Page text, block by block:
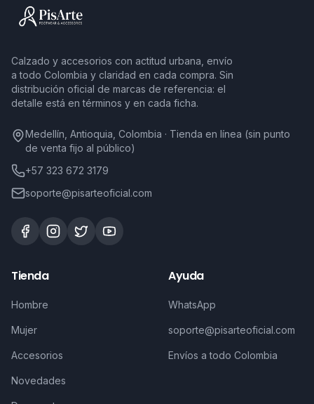
Calzado y accesorios con actitud urbana, envío
a todo Colombia y claridad en cada compra. Sin
distribución oficial de marcas de referencia: el
detalle está en términos y en cada ficha.
Medellín, Antioquia, Colombia · Tienda en línea (sin punto
de venta fijo al público)
+57 323 672 3179
soporte@pisarteoficial.com
Tienda
Hombre
Mujer
Accesorios
Novedades
Ayuda
WhatsApp
soporte@pisarteoficial.com
Envíos a todo Colombia